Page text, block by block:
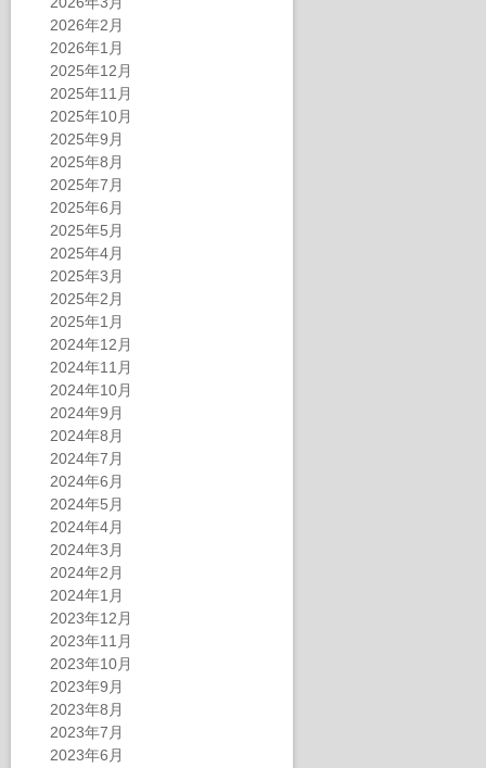
2026年2月
2026年1月
2025年12月
2025年11月
2025年10月
2025年9月
2025年8月
2025年7月
2025年6月
2025年5月
2025年4月
2025年3月
2025年2月
2025年1月
2024年12月
2024年11月
2024年10月
2024年9月
2024年8月
2024年7月
2024年6月
2024年5月
2024年4月
2024年3月
2024年2月
2024年1月
2023年12月
2023年11月
2023年10月
2023年9月
2023年8月
2023年7月
2023年6月